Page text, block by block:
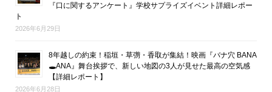
『口に関するアンケート』学校サプライズイベント詳細レポー
ト
2026年6月29日
8年越しの約束！稲垣・草彅・香取が集結！映画『バナ穴 BANA
🕳ANA』舞台挨拶で、新しい地図の3人が見せた最高の空気感
【詳細レポート】
2026年6月28日